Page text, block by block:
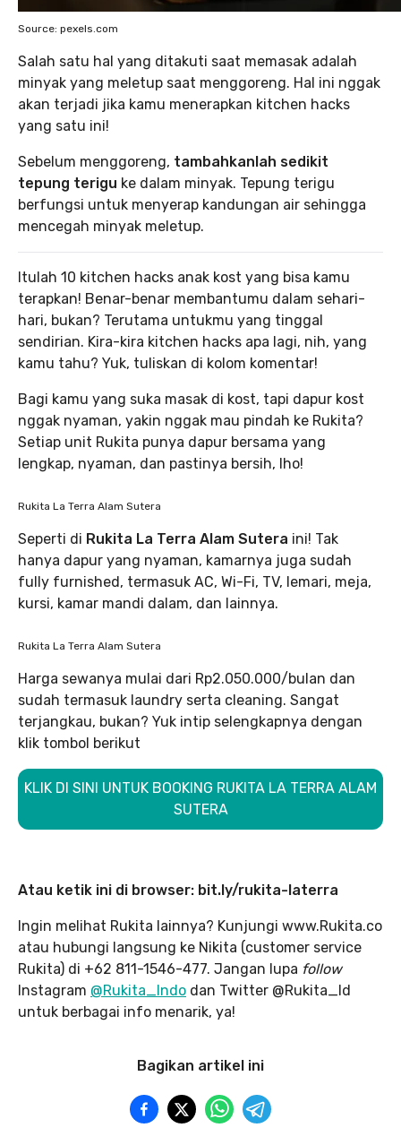
Source: pexels.com
Salah satu hal yang ditakuti saat memasak adalah
minyak yang meletup saat menggoreng. Hal ini nggak
akan terjadi jika kamu menerapkan kitchen hacks
yang satu ini!
Sebelum menggoreng, tambahkanlah sedikit
tepung terigu ke dalam minyak. Tepung terigu
berfungsi untuk menyerap kandungan air sehingga
mencegah minyak meletup.
Itulah 10 kitchen hacks anak kost yang bisa kamu
terapkan! Benar-benar membantumu dalam sehari-
hari, bukan? Terutama untukmu yang tinggal
sendirian. Kira-kira kitchen hacks apa lagi, nih, yang
kamu tahu? Yuk, tuliskan di kolom komentar!
Bagi kamu yang suka masak di kost, tapi dapur kost
nggak nyaman, yakin nggak mau pindah ke Rukita?
Setiap unit Rukita punya dapur bersama yang
lengkap, nyaman, dan pastinya bersih, lho!
Rukita La Terra Alam Sutera
Seperti di Rukita La Terra Alam Sutera ini! Tak
hanya dapur yang nyaman, kamarnya juga sudah
fully furnished, termasuk AC, Wi-Fi, TV, lemari, meja,
kursi, kamar mandi dalam, dan lainnya.
Rukita La Terra Alam Sutera
Harga sewanya mulai dari Rp2.050.000/bulan dan
sudah termasuk laundry serta cleaning. Sangat
terjangkau, bukan? Yuk intip selengkapnya dengan
klik tombol berikut
KLIK DI SINI UNTUK BOOKING RUKITA LA TERRA ALAM
SUTERA
Atau ketik ini di browser: bit.ly/rukita-laterra
Ingin melihat Rukita lainnya? Kunjungi www.Rukita.co
atau hubungi langsung ke Nikita (customer service
Rukita) di +62 811-1546-477. Jangan lupa follow
Instagram @Rukita_Indo dan Twitter @Rukita_Id
untuk berbagai info menarik, ya!
Bagikan artikel ini